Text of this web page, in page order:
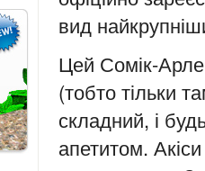
вид
Цей Сомік-
(тобто тільки
складний, і
апетитом.